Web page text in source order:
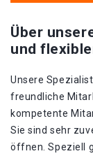
Über
und
Unsere
freundliche
kompetente
Sie sind sehr
öffnen. Speziell